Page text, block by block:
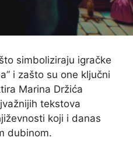
simboliziraju igračke
i zašto su one ključni
Marina Držića
tekstova
koji i danas
dubinom.